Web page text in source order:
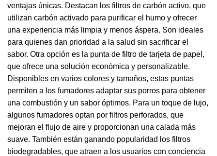
ventajas únicas. Destacan los filtros de carbón activo, que
utilizan carbón activado para purificar el humo y ofrecer
una experiencia más limpia y menos áspera. Son ideales
para quienes dan prioridad a la salud sin sacrificar el
sabor. Otra opción es la punta de filtro de tarjeta de papel,
que ofrece una solución económica y personalizable.
Disponibles en varios colores y tamaños, estas puntas
permiten a los fumadores adaptar sus porros para obtener
una combustión y un sabor óptimos. Para un toque de lujo,
algunos fumadores optan por filtros perforados, que
mejoran el flujo de aire y proporcionan una calada más
suave. También están ganando popularidad los filtros
biodegradables, que atraen a los usuarios con conciencia